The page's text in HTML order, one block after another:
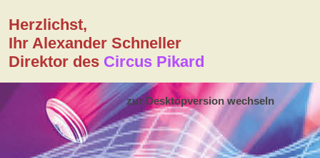
Herzlichst,
Ihr Alexander Schneller
Direktor des Circus Pikard
zur Desktopversion wechseln